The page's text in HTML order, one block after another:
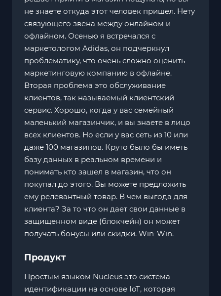
не знаете откуда этот человек пришел. Нету
связующего звена между онлайном и
офлайном. Осенью я встречался с
маркетологом Adidas, он подчеркнул
проблематику, что очень сложно оценить
маркетинговую компанию в офлайне.
Вторая проблема это обслуживание
клиентов, так называемый клиентский
сервис. Хорошо, когда у вас семейный
маленький магазинчик, и вы знаете в лицо
всех клиентов. Но если у вас сеть из 10 или
даже 100 магазинов. Круто было бы иметь
базу данных в реальном времени и
понимать кто зашел в магазин, что он
покупал до этого. Вы можете предложить
ему релевантный товар. В чем выгода для
клиента? За то что он дает свои данные в
защищенном виде (блокчейн) он может
получать бонусы или скидки. Win-Win.
Продукт
Простым языком Nucleus это система
идентификации на основе IoT, которая